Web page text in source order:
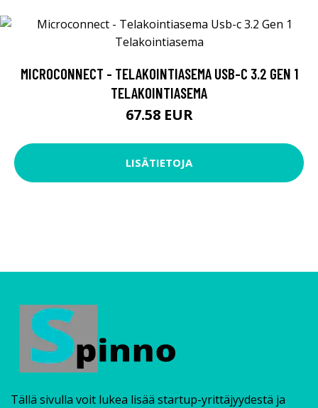
MICROCONNECT - TELAKOINTIASEMA USB-C 3.2 GEN 1
TELAKOINTIASEMA
67.58 EUR
LISÄTIETOJA
Tällä sivulla voit lukea lisää startup-yrittäjyydestä ja